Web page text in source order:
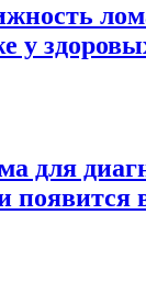
у
для
появится